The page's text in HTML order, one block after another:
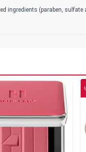
ingredients (paraben, sulfate